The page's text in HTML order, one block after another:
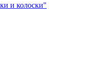
и колоски"